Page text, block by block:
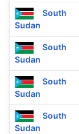
South
Sudan
South
Sudan
South
Sudan
South
Sudan